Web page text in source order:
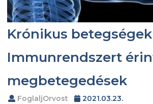
Krónikus betegségek
Immunrendszert
megbetegedések
FoglaljOrvost 2021.03.23.